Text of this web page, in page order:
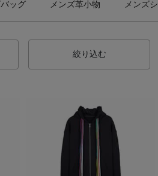
ッグ メンズ革小物 メンズ
絞り込む